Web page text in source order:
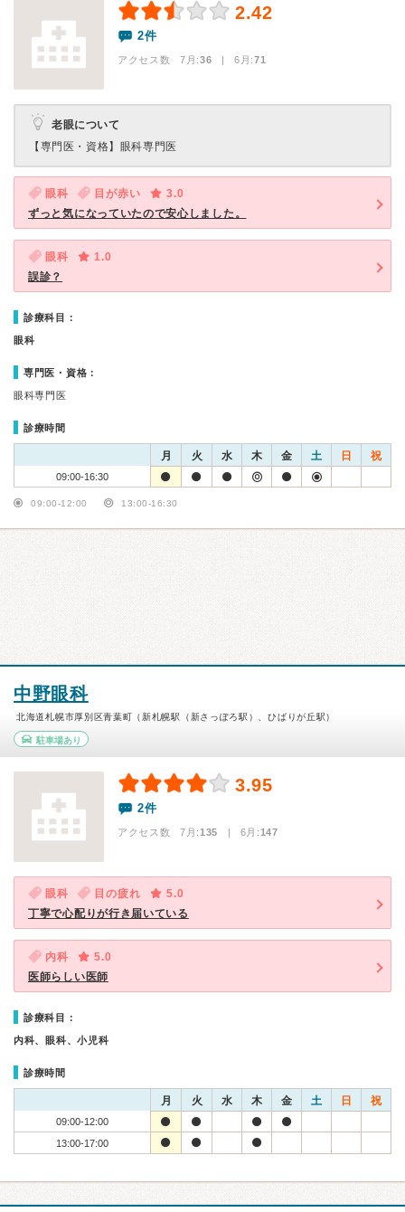
2.42
2件
アクセス数 7月:36 | 6月:71
老眼について
【専門医・資格】 眼科専門医
眼科 目が赤い
3.0
ずっと気になっていたので安心しました。
眼科
1.0
誤診？
診療科目：
眼科
専門医・資格：
眼科専門医
診療時間
月 火 水 木 金 土 日 祝
09:00-16:30
09:00-12:00 13:00-16:30
中野眼科
北海道札幌市厚別区青葉町（新札幌駅（新さっぽろ駅）、ひばりが丘駅）
駐車場あり
3.95
2件
アクセス数 7月:135 | 6月:147
眼科 目の疲れ
5.0
丁寧で心配りが行き届いている
内科
5.0
医師らしい医師
診療科目：
内科、眼科、小児科
診療時間
月 火 水 木 金 土 日 祝
09:00-12:00
13:00-17:00